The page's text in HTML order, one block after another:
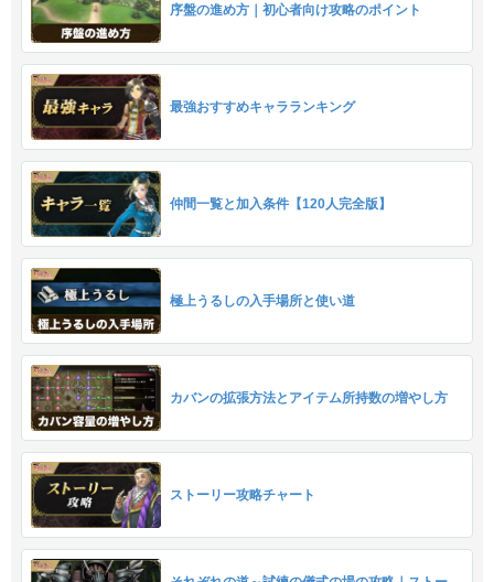
序盤の進め方｜初心者向け攻略のポイント
最強おすすめキャラランキング
仲間一覧と加入条件【120人完全版】
極上うるしの入手場所と使い道
カバンの拡張方法とアイテム所持数の増やし方
ストーリー攻略チャート